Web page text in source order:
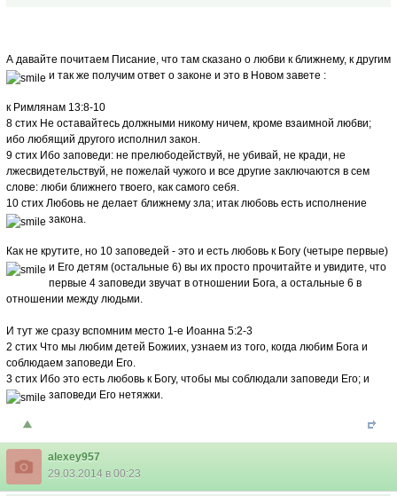
А давайте почитаем Писание, что там сказано о любви к ближнему, к другим
и так же получим ответ о законе и это в Новом завете :
к Римлянам 13:8-10
8 стих Не оставайтесь должными никому ничем, кроме взаимной любви;
ибо любящий другого исполнил закон.
9 стих Ибо заповеди: не прелюбодействуй, не убивай, не кради, не
лжесвидетельствуй, не пожелай чужого и все другие заключаются в сем
слове: люби ближнего твоего, как самого себя.
10 стих Любовь не делает ближнему зла; итак любовь есть исполнение
закона.
Как не крутите, но 10 заповедей - это и есть любовь к Богу (четыре первые)
и Его детям (остальные 6) вы их просто прочитайте и увидите, что
первые 4 заповеди звучат в отношении Бога, а остальные 6 в
отношении между людьми.
И тут же сразу вспомним место 1-е Иоанна 5:2-3
2 стих Что мы любим детей Божиих, узнаем из того, когда любим Бога и
соблюдаем заповеди Его.
3 стих Ибо это есть любовь к Богу, чтобы мы соблюдали заповеди Его; и
заповеди Его нетяжки.
alexey957
29.03.2014 в 00:23